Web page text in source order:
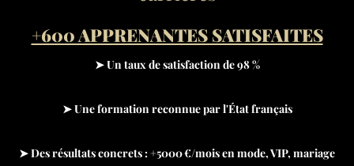
+600 APPRENANTES SATISFAITES
➤ Un taux de satisfaction de 98 %
➤ Une formation reconnue par l'État français
➤ Des résultats concrets : +5000 €/mois en mode, VIP, mariage